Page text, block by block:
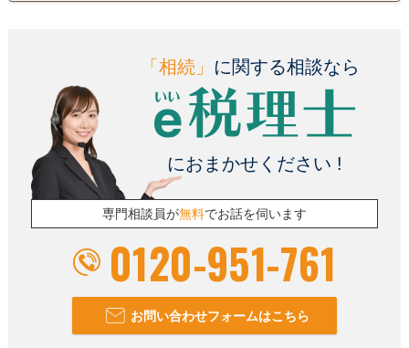
「相続」 に関する相談なら
におまかせください !
専門相談員が無料でお話を伺います
0120-951-761
お問い合わせフォームはこちら